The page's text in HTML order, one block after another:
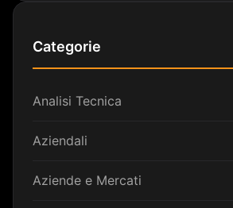
Categorie
Analisi Tecnica
Aziendali
Aziende e Mercati